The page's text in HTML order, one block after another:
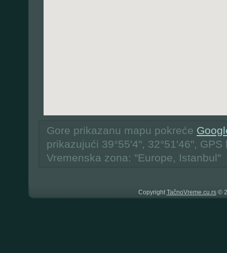
Gore prikazanu mapu pokreće
prikazujući 39°55'4", 32°51'46",
Vremenska zona: "Europe, Istanbul"
CopyrightTačnoVreme.cu.rs©